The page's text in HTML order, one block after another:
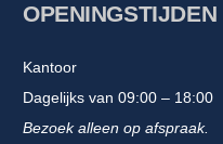
OPENINGSTIJDEN
Kantoor
Dagelijks van 09:00 – 18:00
Bezoek alleen op afspraak.